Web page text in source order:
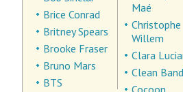
Brice Conrad
Britney Spears
Brooke Fraser
Bruno Mars
BTS
Maé
Christophe
Willem
Clara
Clean